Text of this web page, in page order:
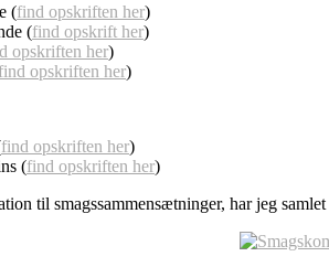
(find opskriften her)
(find opskrift her)
opskriften her)
find opskriften her)
find opskriften her)
(find opskriften her)
til smagssammensætninger, har jeg samlet